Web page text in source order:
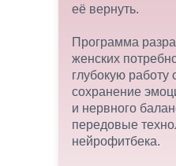
её вернуть.
Программа
женских
глубокую работу
сохранение
и нервного
передовые
нейрофитбека.